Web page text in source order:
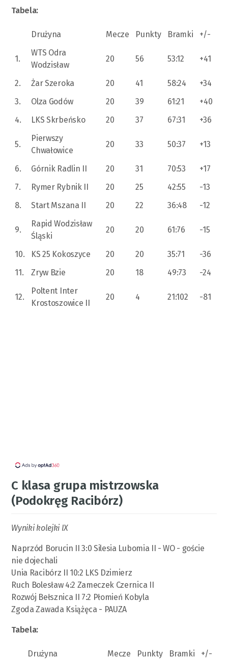
Tabela:
Drużyna Mecze Punkty Bramki +/-
1.
WTS Odra
Wodzisław
20 56 53:12 +41
2. Żar Szeroka 20 41 58:24
+34
3.
Olza Godów 20 39 61:21
+40
4.
LKS Skrbeńsko 20 37 67:31 +36
5.
Pierwszy
Chwałowice
20 33 50:37 +13
6. Górnik Radlin II 20 31 70:53
+17
7.
Rymer Rybnik II 20 25 42:55
-13
8.
Start Mszana II 20 22 36:48 -12
9.
Rapid Wodzisław
Śląski
20 20 61:76 -15
10. KS 25 Kokoszyce 20 20 35:71
-36
11.
Zryw Bzie 20 18 49:73 -24
12.
Poltent Inter
Krostoszowice II
20 4 21:102 -81
C klasa grupa mistrzowska
(Podokręg Racibórz)
Wyniki kolejki IX
Naprzód Borucin II 3:0 Silesia Lubomia II - WO - goście
nie dojechali
Unia Racibórz II 10:2 LKS Dzimierz
Ruch Bolesław 4:2 Zameczek Czernica II
Rozwój Bełsznica II 7:2 Płomień Kobyla
Zgoda Zawada Książęca - PAUZA
Tabela:
Drużyna Mecze Punkty Bramki +/-